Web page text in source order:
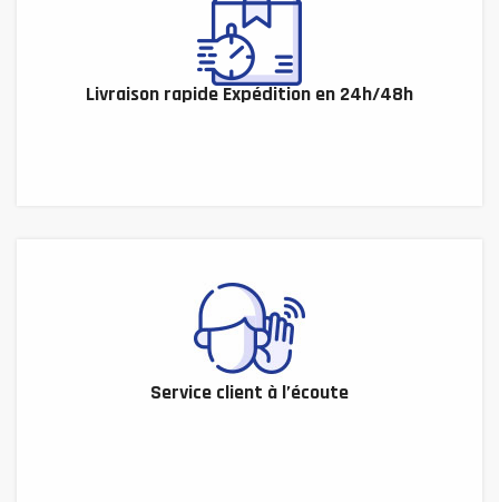
Livraison rapide Expédition en 24h/48h
Service client à l’écoute